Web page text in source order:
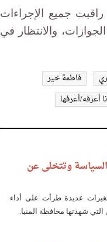
جميع الإجراءات
والانتظار في
فاطمة خير
أعرفه/أعرفها
وتتخلى عن
عديدة طرأت على أداء
شهدتها محافظة المنيا.